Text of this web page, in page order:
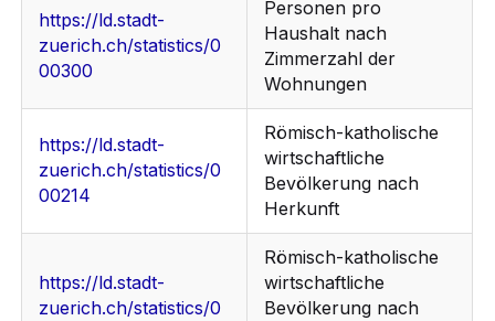
https://ld.stadt-
zuerich.ch/statistics/0
00300
Personen pro
Haushalt nach
Zimmerzahl der
Wohnungen
https://ld.stadt-
zuerich.ch/statistics/0
00214
Römisch-katholische
wirtschaftliche
Bevölkerung nach
Herkunft
https://ld.stadt-
zuerich.ch/statistics/0
Römisch-katholische
wirtschaftliche
Bevölkerung nach